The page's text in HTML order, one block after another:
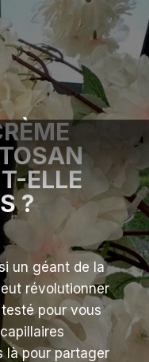
ELLE
?
un géant de la
révolutionner
pour vous
là pour partager